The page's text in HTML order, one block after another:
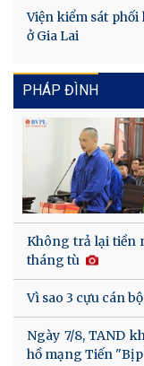
Viện kiểm sát
ở Gia Lai
PHÁP ĐÌNH
Không trả lại tiền
tháng tù
Vì sao 3 cựu cán
Ngày 7/8, TAND
hồ mạng Tiến